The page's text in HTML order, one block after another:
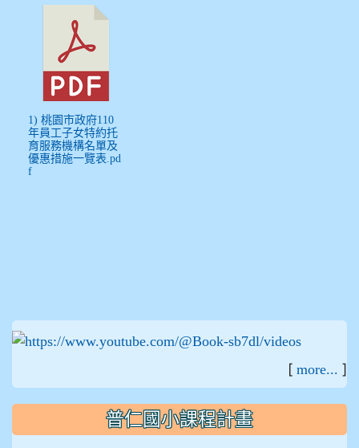
1) 桃園市政府110
年員工子女特約托
育服務機構名單及
優惠措施一覽表.pd
f
[ more... ]
普仁國小課程計畫